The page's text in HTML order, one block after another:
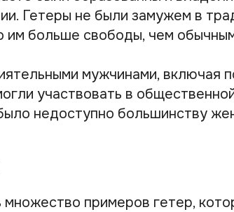
Гетеры не были замужем в
им больше свободы, чем
мужчинами, включая
участвовать в
недоступно большинству
примеров гетер,